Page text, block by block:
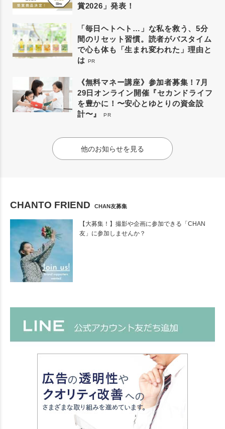
賞2026」発表！
「毎日ヘトヘト…」な私を救う、5分
間のリセット習慣。読者がバスタイム
で心も体も「生まれ変われた」理由と
は PR
《無料マネー講座》参加者募集！7月
29日オンライン開催『セカンドライフ
を豊かに！〜安心とゆとりの資金設
計〜』
PR
他のお知らせを見る
CHANTO FRIEND CHAN友募集
【大募集！】撮影や企画に参加できる「CHAN
友」に参加しませんか？